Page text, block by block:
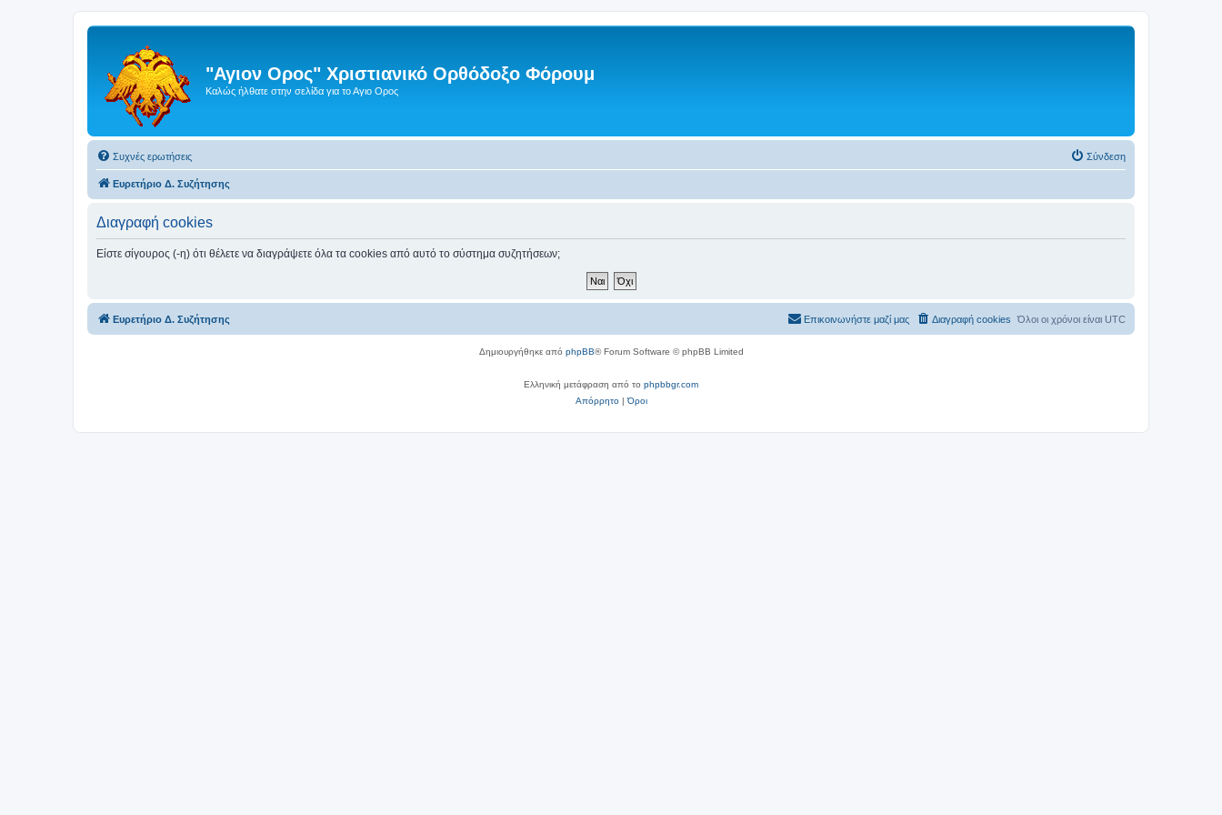
"Αγιον Ορος" Χριστιανικό Ορθόδοξο Φόρουμ
Καλώς ήλθατε στην σελίδα για το Αγιο Ορος
Συχνές ερωτήσεις Σύνδεση
Ευρετήριο Δ. Συζήτησης
Διαγραφή cookies
Είστε σίγουρος (-η) ότι θέλετε να διαγράψετε όλα τα cookies από αυτό το σύστημα συζητήσεων;
Ευρετήριο Δ. Συζήτησης Όλοι οι χρόνοι είναι UTC
Διαγραφή cookies
Επικοινωνήστε μαζί μας
Δημιουργήθηκε από phpBB® Forum Software © phpBB Limited
Ελληνική μετάφραση από το phpbbgr.com
Απόρρητο|Όροι